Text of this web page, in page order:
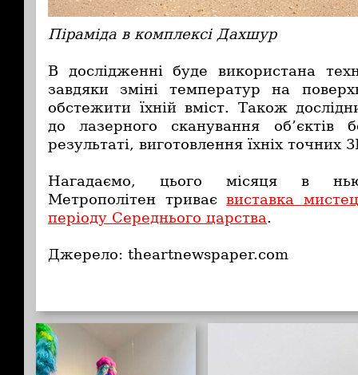
Піраміда в комплексі Дахшур
В дослідженні буде використана
завдяки зміні температур на
обстежити їхній вміст. Також
до лазерного сканування об’єктів
результаті, виготовлення їхніх точних
Нагадаємо, цього місяця в
Метрополітен триваєвиставка
періоду Середнього царства.
Джерело: theartnewspaper.com